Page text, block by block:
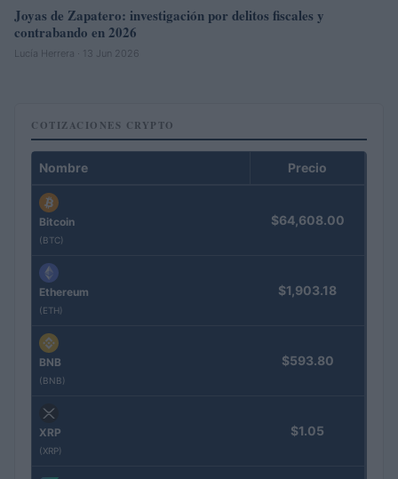
Joyas de Zapatero: investigación por delitos fiscales y
contrabando en 2026
Lucía Herrera · 13 Jun 2026
COTIZACIONES CRYPTO
Nombre Precio
Bitcoin
(BTC)
$64,608.00
Ethereum
(ETH)
$1,903.18
BNB
(BNB)
$593.80
XRP
(XRP)
$1.05